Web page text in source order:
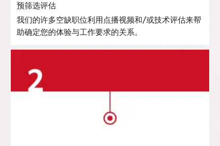
预筛选评估
我们的许多空缺职位利用点播视频和/或技术评估来帮
助确定您的体验与工作要求的关系。